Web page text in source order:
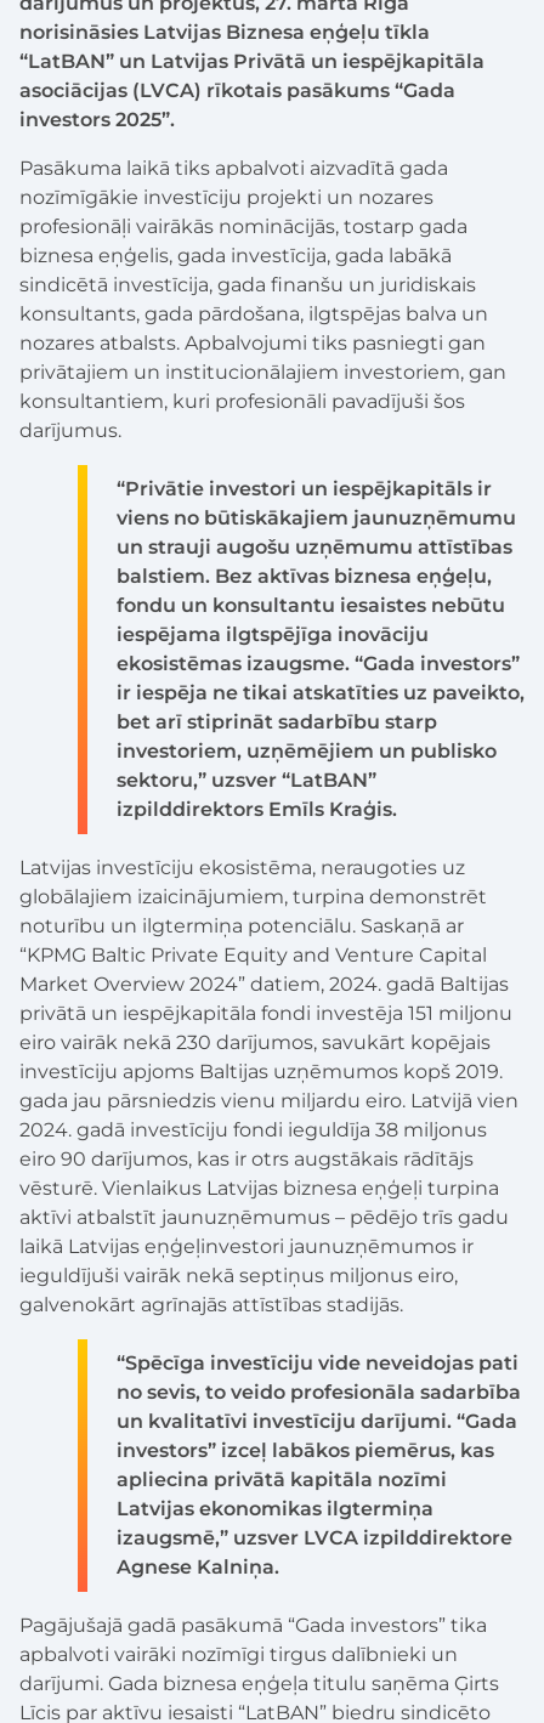
norisināsies Latvijas Biznesa eņģeļu tīkla
“LatBAN” un Latvijas Privātā un iespējkapitāla
asociācijas (LVCA) rīkotais pasākums “Gada
investors 2025”.
Pasākuma laikā tiks apbalvoti aizvadītā gada
nozīmīgākie investīciju projekti un nozares
profesionāļi vairākās nominācijās, tostarp gada
biznesa eņģelis, gada investīcija, gada labākā
sindicētā investīcija, gada finanšu un juridiskais
konsultants, gada pārdošana, ilgtspējas balva un
nozares atbalsts. Apbalvojumi tiks pasniegti gan
privātajiem un institucionālajiem investoriem, gan
konsultantiem, kuri profesionāli pavadījuši šos
darījumus.
“Privātie investori un iespējkapitāls ir
viens no būtiskākajiem jaunuzņēmumu
un strauji augošu uzņēmumu attīstības
balstiem. Bez aktīvas biznesa eņģeļu,
fondu un konsultantu iesaistes nebūtu
iespējama ilgtspējīga inovāciju
ekosistēmas izaugsme. “Gada investors”
ir iespēja ne tikai atskatīties uz paveikto,
bet arī stiprināt sadarbību starp
investoriem, uzņēmējiem un publisko
sektoru,” uzsver “LatBAN”
izpilddirektors Emīls Kraģis.
Latvijas investīciju ekosistēma, neraugoties uz
globālajiem izaicinājumiem, turpina demonstrēt
noturību un ilgtermiņa potenciālu. Saskaņā ar
“KPMG Baltic Private Equity and Venture Capital
Market Overview 2024” datiem, 2024. gadā Baltijas
privātā un iespējkapitāla fondi investēja 151 miljonu
eiro vairāk nekā 230 darījumos, savukārt kopējais
investīciju apjoms Baltijas uzņēmumos kopš 2019.
gada jau pārsniedzis vienu miljardu eiro. Latvijā vien
2024. gadā investīciju fondi ieguldīja 38 miljonus
eiro 90 darījumos, kas ir otrs augstākais rādītājs
vēsturē. Vienlaikus Latvijas biznesa eņģeļi turpina
aktīvi atbalstīt jaunuzņēmumus – pēdējo trīs gadu
laikā Latvijas eņģeļinvestori jaunuzņēmumos ir
ieguldījuši vairāk nekā septiņus miljonus eiro,
galvenokārt agrīnajās attīstības stadijās.
“Spēcīga investīciju vide neveidojas pati
no sevis, to veido profesionāla sadarbība
un kvalitatīvi investīciju darījumi. “Gada
investors” izceļ labākos piemērus, kas
apliecina privātā kapitāla nozīmi
Latvijas ekonomikas ilgtermiņa
izaugsmē,” uzsver LVCA izpilddirektore
Agnese Kalniņa.
Pagājušajā gadā pasākumā “Gada investors” tika
apbalvoti vairāki nozīmīgi tirgus dalībnieki un
darījumi. Gada biznesa eņģeļa titulu saņēma Ģirts
Līcis par aktīvu iesaisti “LatBAN” biedru sindicēto